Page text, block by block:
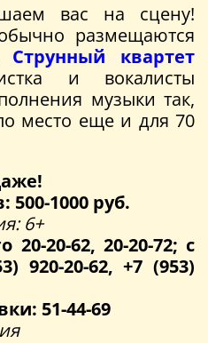
вас на сцену!
размещаются
Струнный квартет
и вокалисты
музыки так,
место еще и для 70
500-1000 руб.
6+
20-20-62, 20-20-72; с
920-20-62, +7 (953)
51-44-69